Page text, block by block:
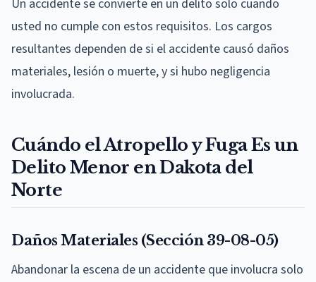
Un accidente se convierte en un delito solo cuando
usted no cumple con estos requisitos. Los cargos
resultantes dependen de si el accidente causó daños
materiales, lesión o muerte, y si hubo negligencia
involucrada.
Cuándo el Atropello y Fuga Es un
Delito Menor en Dakota del
Norte
Daños Materiales (Sección 39-08-05)
Abandonar la escena de un accidente que involucra solo